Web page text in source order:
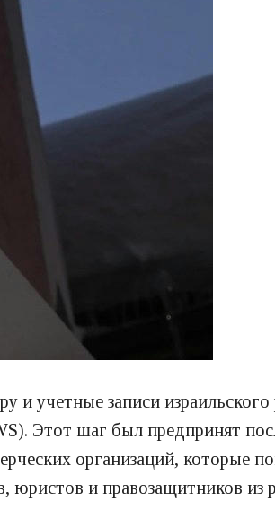
и учетные записи
Этот шаг был предпринят
организаций, которые
юристов и правозащитников из